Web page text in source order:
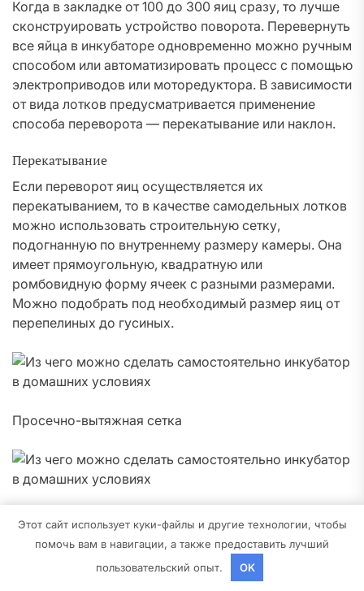
Когда в закладке от 100 до 300 яиц сразу, то лучше
сконструировать устройство поворота. Перевернуть
все яйца в инкубаторе одновременно можно ручным
способом или автоматизировать процесс с помощью
электроприводов или моторедуктора. В зависимости
от вида лотков предусматривается применение
способа переворота — перекатывание или наклон.
Перекатывание
Если переворот яиц осуществляется их
перекатыванием, то в качестве самодельных лотков
можно использовать строительную сетку,
подогнанную по внутреннему размеру камеры. Она
имеет прямоугольную, квадратную или
ромбовидную форму ячеек с разными размерами.
Можно подобрать под необходимый размер яиц от
перепелиных до гусиных.
Просечно-вытяжная сетка
Сварная строительная сетка
Сдвиг лотка приводит к одновременному
перевороту всех уложенных в ячейки яиц. Сдвигать
Этот сайт использует куки-файлы и другие технологии, чтобы
помочь вам в навигации, а также предоставить лучший
пользовательский опыт.
OK